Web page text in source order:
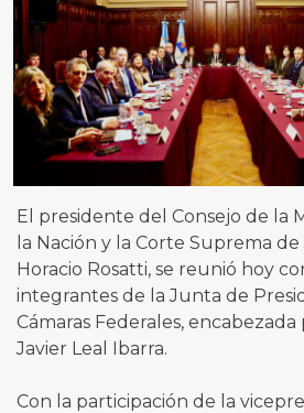
El presidente del Consejo de la
la Nación y la Corte Suprema de
Horacio Rosatti, se reunió hoy
integrantes de la Junta de
Cámaras Federales,
Javier Leal Ibarra.
Con la participación de la